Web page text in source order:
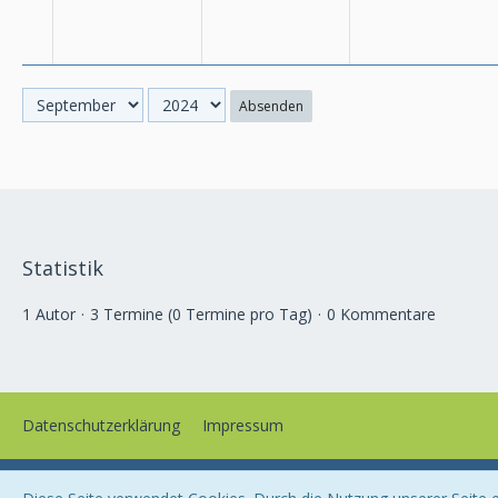
Absenden
Statistik
1 Autor 3 Termine (0 Termine pro Tag) 0 Kommentare
Datenschutzerklärung Impressum